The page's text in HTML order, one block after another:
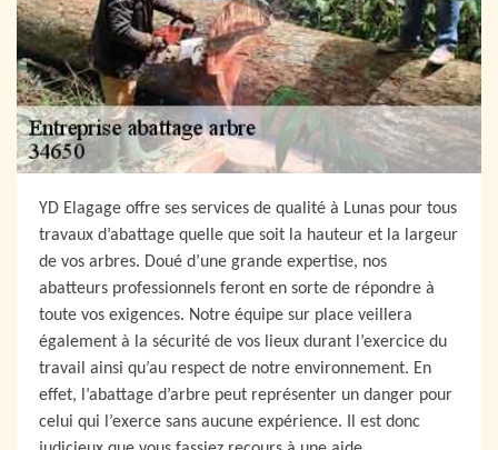
YD Elagage offre ses services de qualité à Lunas pour tous
travaux d’abattage quelle que soit la hauteur et la largeur
de vos arbres. Doué d’une grande expertise, nos
abatteurs professionnels feront en sorte de répondre à
toute vos exigences. Notre équipe sur place veillera
également à la sécurité de vos lieux durant l’exercice du
travail ainsi qu’au respect de notre environnement. En
effet, l’abattage d’arbre peut représenter un danger pour
celui qui l’exerce sans aucune expérience. Il est donc